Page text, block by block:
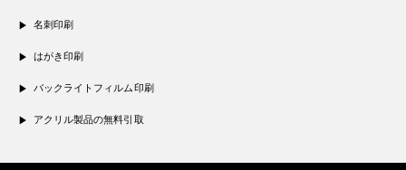
名刺印刷
はがき印刷
バックライトフィルム印刷
アクリル製品の無料引取